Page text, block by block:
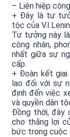
– Liên hiệp
+ Đây là tư
tộc của
Tư tưởng này
công nhân,
nhất giữa sự
cấp.
+ Đoàn kết
lao đối với sự
định đến việc
và quyền dân
Đồng thời, đây
cho thắng lợi
bức trong cuộc